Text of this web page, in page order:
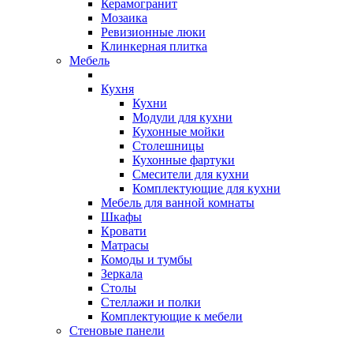
Керамогранит
Мозаика
Ревизионные люки
Клинкерная плитка
Мебель
Кухня
Кухни
Модули для кухни
Кухонные мойки
Столешницы
Кухонные фартуки
Смесители для кухни
Комплектующие для кухни
Мебель для ванной комнаты
Шкафы
Кровати
Матрасы
Комоды и тумбы
Зеркала
Столы
Стеллажи и полки
Комплектующие к мебели
Стеновые панели